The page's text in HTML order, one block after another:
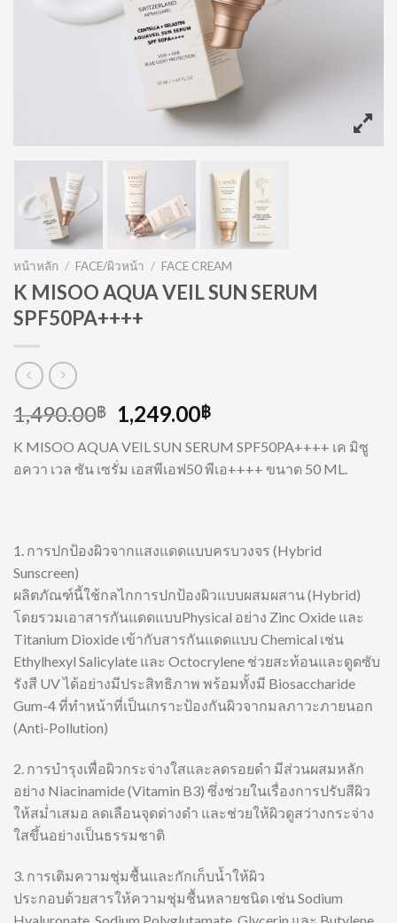
หน้าหลัก / FACE/ผิวหน้า / FACE CREAM
K MISOO AQUA VEIL SUN SERUM
SPF50PA++++
1,490.00฿ 1,249.00฿
K MISOO AQUA VEIL SUN SERUM SPF50PA++++ เค มิซู
อควา เวล ซัน เซรั่ม เอสพีเอฟ50 พีเอ++++ ขนาด 50 ML.
1. การปกป้องผิวจากแสงแดดแบบครบวงจร (Hybrid
Sunscreen)
ผลิตภัณฑ์นี้ใช้กลไกการปกป้องผิวแบบผสมผสาน (Hybrid)
โดยรวมเอาสารกันแดดแบบPhysical อย่าง Zinc Oxide และ
Titanium Dioxide เข้ากับสารกันแดดแบบ Chemical เช่น
Ethylhexyl Salicylate และ Octocrylene ช่วยสะท้อนและดูดซับ
รังสี UV ได้อย่างมีประสิทธิภาพ พร้อมทั้งมี Biosaccharide
Gum-4 ที่ทำหน้าที่เป็นเกราะป้องกันผิวจากมลภาวะภายนอก
(Anti-Pollution)
2. การบำรุงเพื่อผิวกระจ่างใสและลดรอยดำ มีส่วนผสมหลัก
อย่าง Niacinamide (Vitamin B3) ซึ่งช่วยในเรื่องการปรับสีผิว
ให้สม่ำเสมอ ลดเลือนจุดด่างดำ และช่วยให้ผิวดูสว่างกระจ่าง
ใสขึ้นอย่างเป็นธรรมชาติ
3. การเติมความชุ่มชื้นและกักเก็บน้ำให้ผิว
ประกอบด้วยสารให้ความชุ่มชื้นหลายชนิด เช่น Sodium
Hyaluronate, Sodium Polyglutamate, Glycerin และ Butylene